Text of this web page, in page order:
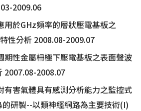
2009.06
用於GHz頻率的層狀壓電基板之
性分析 2008.08-2009.07
期性金屬柵極下壓電基板之表面聲波
2007.08-2008.07
有害氣體具有感測分析能力之監控式
研製--以類神經網路為主要技術(I)